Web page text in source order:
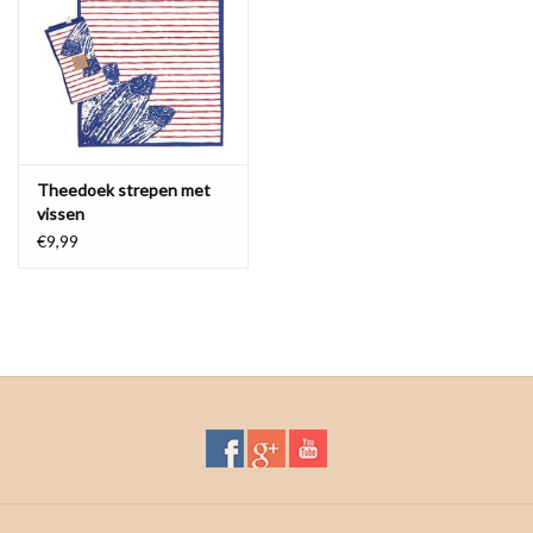
Waterproof tassen
Theedoek strepen met
vissen
€9,99